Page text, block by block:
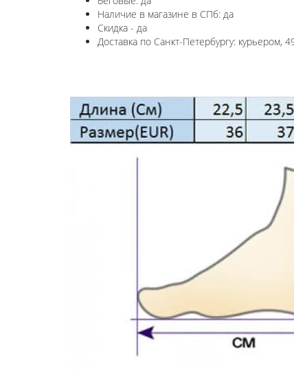
Наличие в магазине в СПб: да
Скидка - да
Доставка по Санкт-Петербургу: курьером,